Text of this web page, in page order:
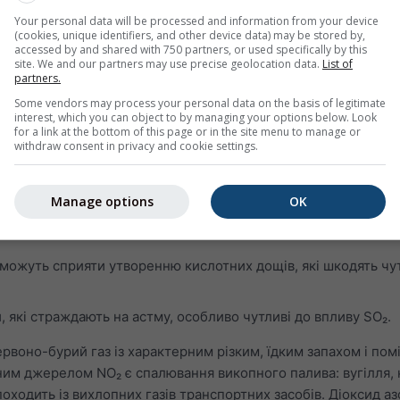
астми
до інфекцій
легені навіть після зникнення симптомів
захворювання легень (ХОЗЛ)
газ із різким неприємним запахом. Він легко
сполуки, такі як сірчана кислота, сірчиста кислота та
може пошкоджувати дихальну систему людини та
можуть сприяти утворенню кислотних дощів, які шкодять
які страждають на астму, особливо чутливі до впливу SO₂.
бурий газ із характерним різким, їдким запахом і
джерелом NO₂ є спалювання викопного палива: вугілля,
із вихлопних газів транспортних засобів. Діоксид
Your personal data will be processed and information from your device
(cookies, unique identifiers, and other device data) may be stored by,
accessed by and shared with 750 partners, or used specifically by this
site. We and our partners may use precise geolocation data. List of
partners.
Some vendors may process your personal data on the basis of legitimate
interest, which you can object to by managing your options below. Look
for a link at the bottom of this page or in the site menu to manage or
withdraw consent in privacy and cookie settings.
OK
Manage options